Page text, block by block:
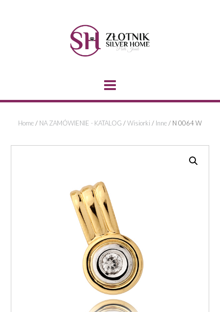
Home/ NA ZAMÓWIENIE - KATALOG /Wisiorki / Inne/ N 0064 W